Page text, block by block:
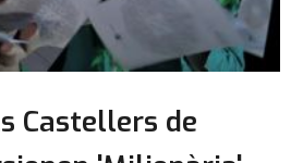
Castellers de